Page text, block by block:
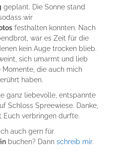
geplant. Die Sonne stand
wir
festhalten konnten. Nach
war es Zeit für die
kein Auge trocken blieb.
sich umarmt und lieb
die auch mich
haben.
ganz liebevolle, entspannte
Schloss Spreewiese. Danke,
Euch verbringen durfte.
auch gern für
buchen? Dann schreib mir.